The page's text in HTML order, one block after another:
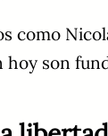
como
hoy son